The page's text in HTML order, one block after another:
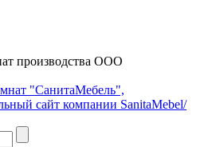
производства ООО